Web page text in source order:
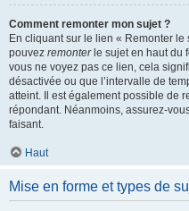
Comment remonter mon sujet ?
En cliquant sur le lien « Remonter
pouvez remonterle sujet en haut du
vous ne voyez pas ce lien, cela
désactivée ou que l’intervalle de
atteint. Il est également possible de
répondant. Néanmoins, assurez-
faisant.
Haut
Mise en forme et types de